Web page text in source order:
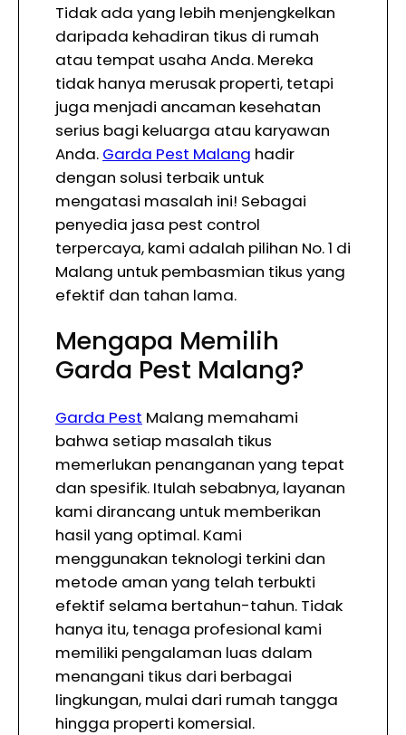
Tidak ada yang lebih menjengkelkan
daripada kehadiran tikus di rumah
atau tempat usaha Anda. Mereka
tidak hanya merusak properti, tetapi
juga menjadi ancaman kesehatan
serius bagi keluarga atau karyawan
Anda. Garda Pest Malang hadir
dengan solusi terbaik untuk
mengatasi masalah ini! Sebagai
penyedia jasa pest control
terpercaya, kami adalah pilihan No. 1 di
Malang untuk pembasmian tikus yang
efektif dan tahan lama.
Mengapa Memilih
Garda Pest Malang?
Garda Pest Malang memahami
bahwa setiap masalah tikus
memerlukan penanganan yang tepat
dan spesifik. Itulah sebabnya, layanan
kami dirancang untuk memberikan
hasil yang optimal. Kami
menggunakan teknologi terkini dan
metode aman yang telah terbukti
efektif selama bertahun-tahun. Tidak
hanya itu, tenaga profesional kami
memiliki pengalaman luas dalam
menangani tikus dari berbagai
lingkungan, mulai dari rumah tangga
hingga properti komersial.